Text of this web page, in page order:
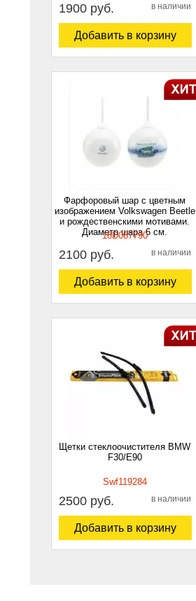
1900 руб. в наличии
Добавить в корзину
Фарфоровый шар с цветным
изображением Volkswagen Beetle
и рождественскими мотивами.
Диаметр шара 6 см.
18D087790
2100 руб. в наличии
Добавить в корзину
Щетки стеклоочистителя BMW
F30/E90
Swf119284
2500 руб. в наличии
Добавить в корзину